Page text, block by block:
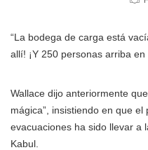
“La bodega de carga está
allí! ¡Y 250 personas arriba en
Wallace dijo anteriormente
mágica”, insistiendo en que
evacuaciones ha sido llevar a
Kabul.